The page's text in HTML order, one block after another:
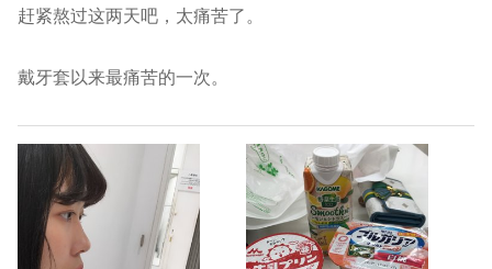
赶紧熬过这两天吧，太痛苦了。
戴牙套以来最痛苦的一次。